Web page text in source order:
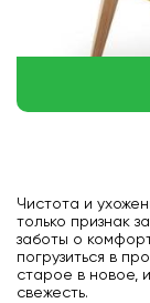
Чистота и
только признак
заботы о
погрузиться в
старое в новое,
свежесть.